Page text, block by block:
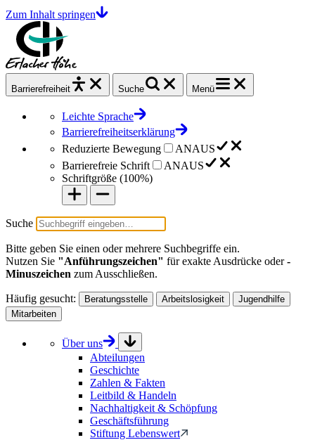
Zum Inhalt springen
Barrierefrei heit Suche Menü
Leichte Sprache
Barrierefreiheitserklärung
Reduzierte Bewegung
ANAUS
Barrierefreie Schrift
ANAUS
Schriftgröße (100%)
Suche
Bitte geben Sie einen oder mehrere Suchbegriffe ein.
Nutzen Sie "Anführungszeichen" für exakte Ausdrücke oder-
Minuszeichen zum Ausschließen.
Häufig gesucht: Beratungsstelle Arbeitslosigkeit
Jugendhilfe
Mitarbeiten
Über uns
Abteilungen
Geschichte
Zahlen & Fakten
Leitbild & Handeln
Nachhaltigkeit & Schöpfung
Geschäftsführung
Stiftung Lebenswert